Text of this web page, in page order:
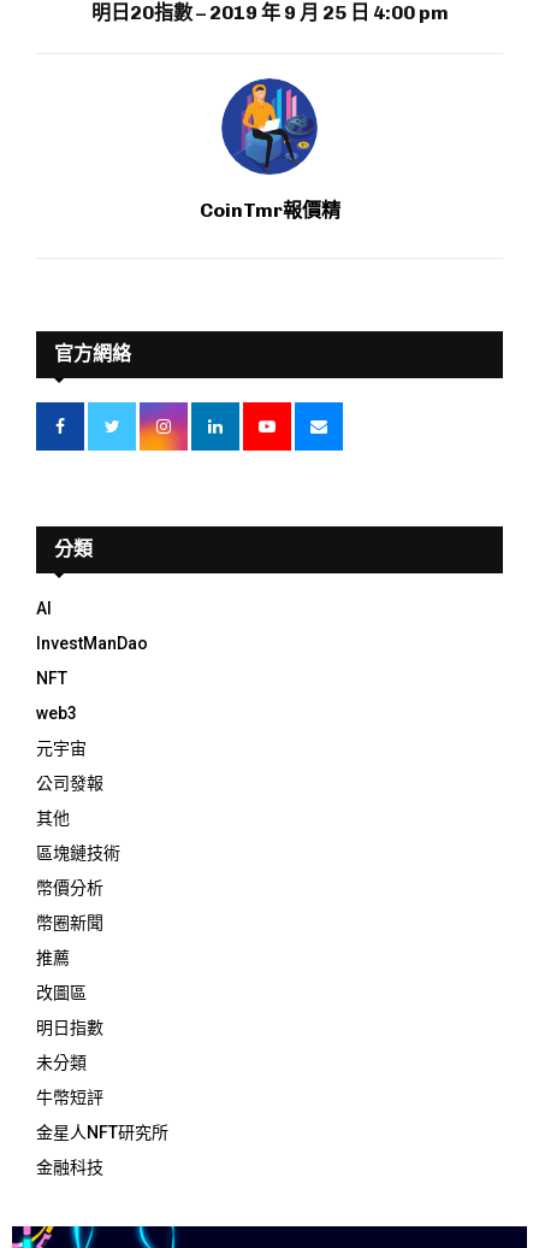
明日20指數 – 2019 年 9 月 25 日 4:00 pm
CoinTmr報價精
官方網絡
分類
AI
InvestManDao
NFT
web3
元宇宙
公司發報
其他
區塊鏈技術
幣價分析
幣圈新聞
推薦
改圖區
明日指數
未分類
牛幣短評
金星人NFT研究所
金融科技